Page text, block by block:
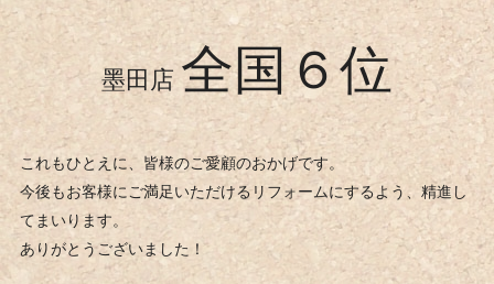
墨田店 全国６位
これもひとえに、皆様のご愛顧のおかげです。
今後もお客様にご満足いただけるリフォームにするよう、精進し
てまいります。
ありがとうございました！